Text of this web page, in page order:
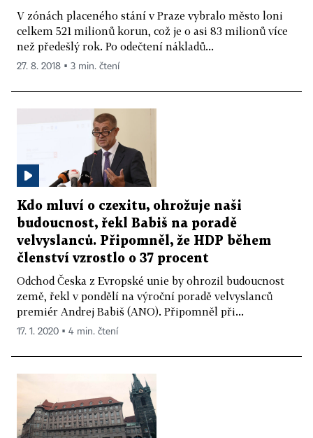
V zónách placeného stání v Praze vybralo město loni
celkem 521 milionů korun, což je o asi 83 milionů více
než předešlý rok. Po odečtení nákladů...
27. 8. 2018 ▪ 3 min. čtení
Kdo mluví o czexitu, ohrožuje naši
budoucnost, řekl Babiš na poradě
velvyslanců. Připomněl, že HDP během
členství vzrostlo o 37 procent
Odchod Česka z Evropské unie by ohrozil budoucnost
země, řekl v pondělí na výroční poradě velvyslanců
premiér Andrej Babiš (ANO). Připomněl při...
17. 1. 2020 ▪ 4 min. čtení